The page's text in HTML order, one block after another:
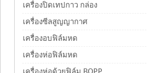
เครื่องปิดเทปกาว กล่อง
เครื่องซีลสูญญากาศ
เครื่องอบฟิล์มหด
เครื่องห่อฟิล์มหด